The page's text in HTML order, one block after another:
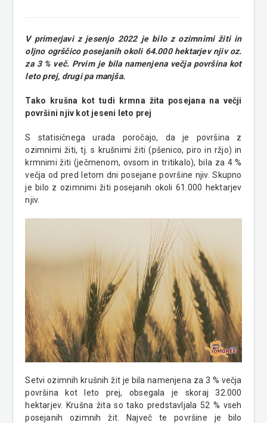
V primerjavi z jesenjo 2022 je bilo z ozimnimi žiti in
oljno ogrščico posejanih okoli 64.000 hektarjev njiv oz.
za 3 % več. Prvim je bila namenjena večja površina kot
leto prej, drugi pa manjša.
Tako krušna kot tudi krmna žita posejana na večji
površini njiv kot jeseni leto prej
S statisičnega urada poročajo, da je površina z
ozimnimi žiti, tj. s krušnimi žiti (pšenico, piro in ržjo) in
krmnimi žiti (ječmenom, ovsom in tritikalo), bila za 4 %
večja od pred letom dni posejane površine njiv. Skupno
je bilo z ozimnimi žiti posejanih okoli 61.000 hektarjev
njiv.
Setvi ozimnih krušnih žit je bila namenjena za 3 % večja
površina kot leto prej, obsegala je skoraj 32.000
hektarjev. Krušna žita so tako predstavljala 52 % vseh
posejanih ozimnih žit. Največ te površine je bilo